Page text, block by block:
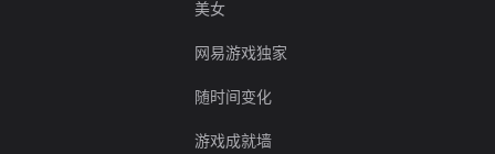
美女
网易游戏独家
随时间变化
游戏成就墙